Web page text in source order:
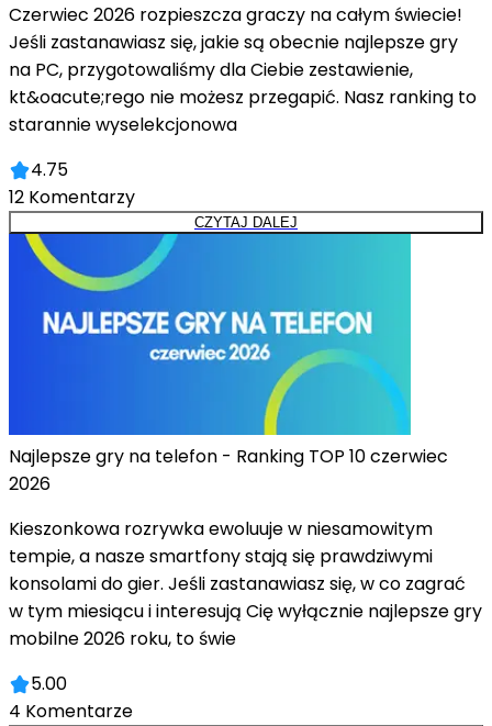
Czerwiec 2026 rozpieszcza graczy na całym świecie!
Jeśli zastanawiasz się, jakie są obecnie najlepsze gry
na PC, przygotowaliśmy dla Ciebie zestawienie,
kt&oacute;rego nie możesz przegapić. Nasz ranking to
starannie wyselekcjonowa
4.75
12 Komentarzy
CZYTAJ DALEJ
Najlepsze gry na telefon - Ranking TOP 10 czerwiec
2026
Kieszonkowa rozrywka ewoluuje w niesamowitym
tempie, a nasze smartfony stają się prawdziwymi
konsolami do gier. Jeśli zastanawiasz się, w co zagrać
w tym miesiącu i interesują Cię wyłącznie najlepsze gry
mobilne 2026 roku, to świe
5.00
4 Komentarze